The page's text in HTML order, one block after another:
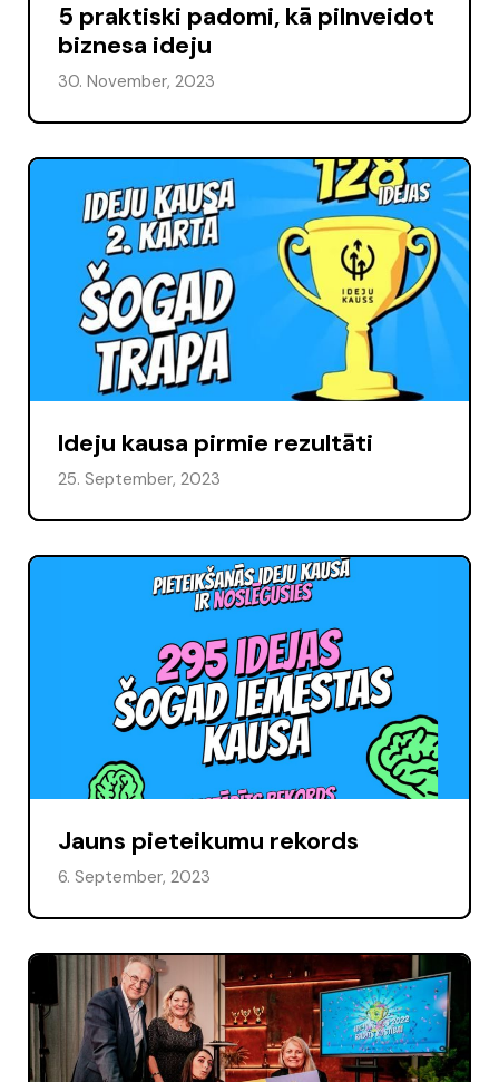
5 praktiski padomi, kā pilnveidot
biznesa ideju
30. November, 2023
Ideju kausa pirmie rezultāti
25. September, 2023
Jauns pieteikumu rekords
6. September, 2023